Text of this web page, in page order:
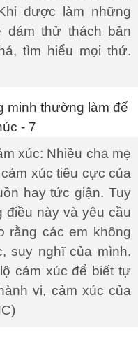
được làm những
dám thử thách bản
tìm hiểu mọi thứ.
xúc: Nhiều cha mẹ
xúc tiêu cực của
hay tức giận. Tuy
điều này và yêu cầu
rằng các em không
suy nghĩ của mình.
cảm xúc để biết tự
vi, cảm xúc của